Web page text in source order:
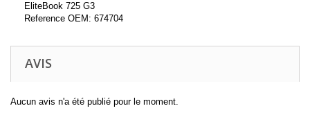
EliteBook 725 G3
Reference OEM: 674704
AVIS
Aucun avis n'a été publié pour le moment.